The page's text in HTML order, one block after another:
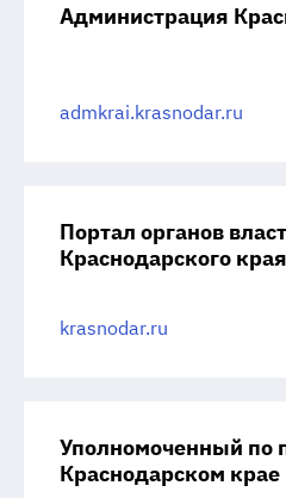
Администрация
admkrai.krasnodar.ru
Портал органов
Краснодарского края
krasnodar.ru
Уполномоченный по
Краснодарском крае